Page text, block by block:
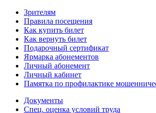
Зрителям
Правила посещения
Как купить билет
Как вернуть билет
Подарочный сертификат
Ярмарка абонементов
Личный абонемент
Личный кабинет
Памятка по профилактике
Документы
Спец. оценка условий труда